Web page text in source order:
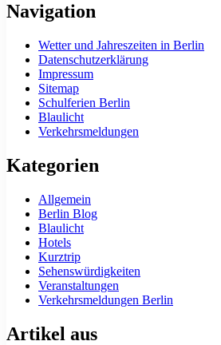
Navigation
Wetter und Jahreszeiten in Berlin
Datenschutzerklärung
Impressum
Sitemap
Schulferien Berlin
Blaulicht
Verkehrsmeldungen
Kategorien
Allgemein
Berlin Blog
Blaulicht
Hotels
Kurztrip
Sehenswürdigkeiten
Veranstaltungen
Verkehrsmeldungen Berlin
Artikel aus